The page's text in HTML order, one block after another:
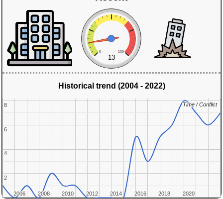
0 100
13
Historical trend (2004 - 2022)
2006
2006 2008
2008 2010
2010 2012
2012 2014
2014 2016
2016 2018
2018 2020
2020
2
2
4
4
6
6
8
8 Time / Conflict
Time / Conflict